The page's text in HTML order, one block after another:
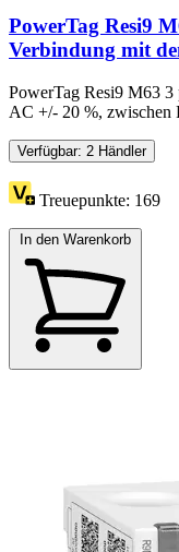
PowerTag Resi9
Verbindung mit
PowerTag Resi9 M63
AC +/- 20 %, zwischen
Verfügbar: 2 Händler
Treuepunkte: 169
In den Warenkorb